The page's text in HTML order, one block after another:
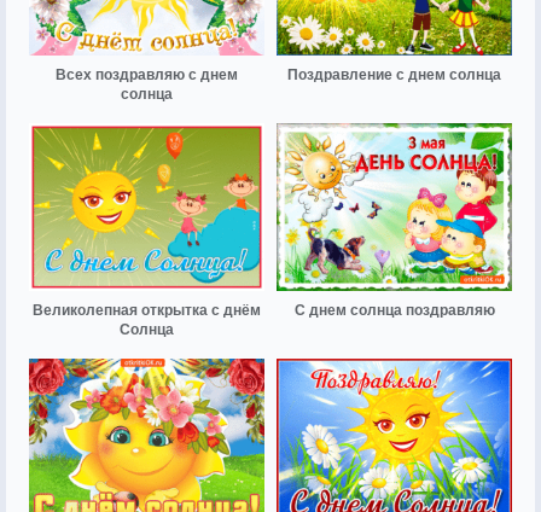
Всех поздравляю с днем
солнца
Поздравление с днем солнца
Великолепная открытка с днём
Солнца
С днем солнца поздравляю